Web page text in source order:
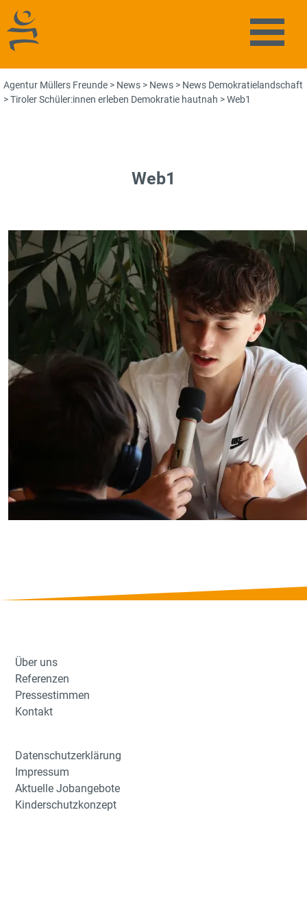
Agentur Müllers Freunde
Agentur Müllers Freunde > News > News > News Demokratielandschaft
>Tiroler Schüler:innen erleben Demokratie hautnah >Web1
Web1
Über uns
Referenzen
Pressestimmen
Kontakt
Datenschutzerklärung
Impressum
Aktuelle Jobangebote
Kinderschutzkonzept